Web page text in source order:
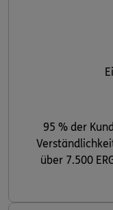
95 % der
über 7.500